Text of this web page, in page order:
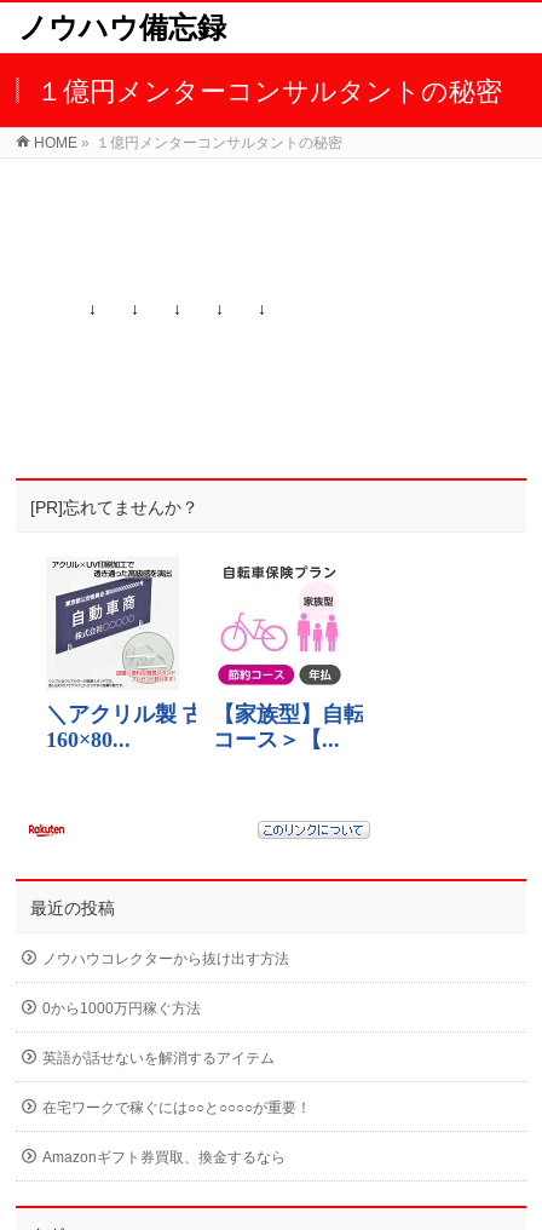
ノウハウ備忘録
１億円メンターコンサルタントの秘密
HOME » １億円メンターコンサルタントの秘密
↓ ↓ ↓ ↓ ↓
[PR]忘れてませんか？
最近の投稿
ノウハウコレクターから抜け出す方法
0から1000万円稼ぐ方法
英語が話せないを解消するアイテム
在宅ワークで稼ぐには○○と○○○○が重要！
Amazonギフト券買取、換金するなら